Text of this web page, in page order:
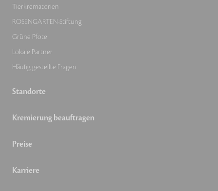
Tierkrematorien
ROSENGARTEN-Stiftung
Grüne Pfote
Lokale Partner
Häufig gestellte Fragen
Standorte
Kremierung beauftragen
Preise
Karriere